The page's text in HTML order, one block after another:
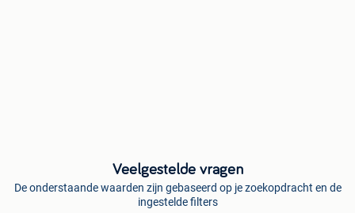
Veelgestelde vragen
De onderstaande waarden zijn gebaseerd op je zoekopdracht en de
ingestelde filters